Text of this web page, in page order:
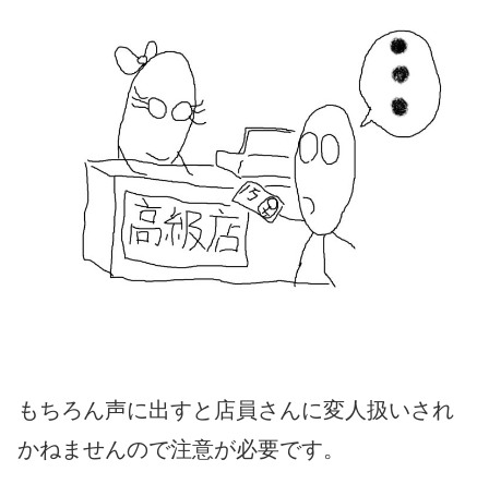
もちろん声に出すと店員さんに変人扱いされ
かねませんので注意が必要です。